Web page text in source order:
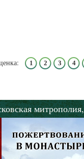
1 2 3 4
митрополия,